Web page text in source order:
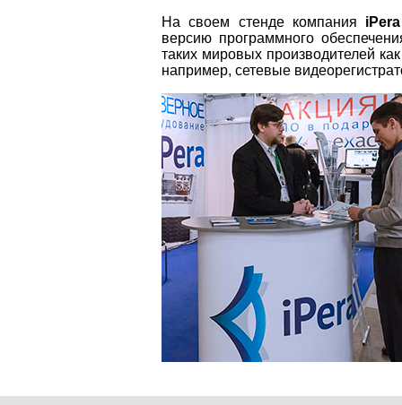
На своем стенде компания iPera
версию программного
таких мировых производителей
например, сетевые